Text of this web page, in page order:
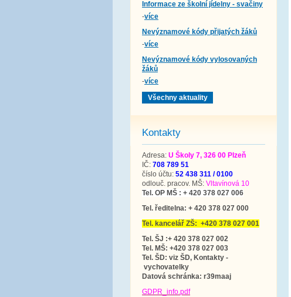
Informace ze školní jídelny - svačiny
-více
Nevýznamové kódy přijatých žáků
-více
Nevýznamové kódy vylosovaných
žáků
-více
Všechny aktuality
Kontakty
Adresa: U Školy 7, 326 00 Plzeň
IČ: 708 789 51
číslo účtu: 52 438 311 / 0100
odlouč. pracov. MŠ: Vltavínová 10
Tel. OP MŠ : + 420 378 027 006
Tel. ředitelna: + 420 378 027 000
Tel. kancelář ZŠ: +420 378 027 001
Tel. ŠJ :+ 420 378 027 002
Tel. MŠ: +420 378 027 003
Tel. ŠD: viz ŠD, Kontakty -
vychovatelky
Datová schránka: r39maaj
GDPR_info.pdf